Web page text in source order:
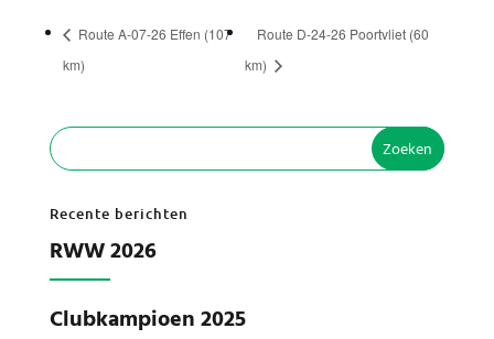
Route A-07-26 Effen (107
km)
Route D-24-26 Poortvliet (60
km)
Recente berichten
RWW 2026
Clubkampioen 2025